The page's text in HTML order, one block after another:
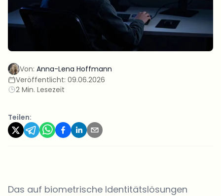
Von: Anna-Lena Hoffmann
Veröffentlicht: 09.06.2026
2 Min. Lesezeit
Teilen:
Das auf biometrische Identitätslösungen